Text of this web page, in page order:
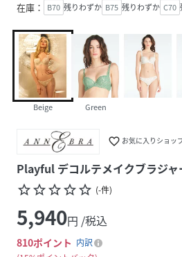
在庫： B70 残りわずか B75 残りわずか C70
Beige Green
favorite_border お気に入りショッ
Playful デコルテメイクブラジャ
star_borderstar_borderstar_borderstar_borderstar_border (-件)
5,940円 /税込
810ポイント 内訳